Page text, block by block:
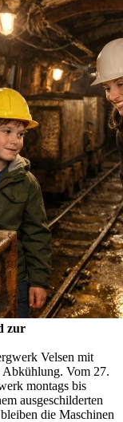
zur
Velsen mit
Abkühlung. Vom 27.
montags bis
ausgeschilderten
die Maschinen